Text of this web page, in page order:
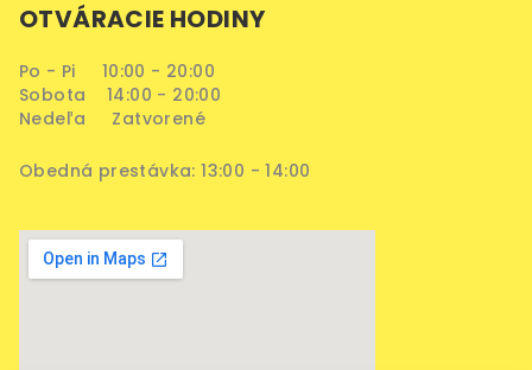
OTVÁRACIE HODINY
Po - Pi 10:00 - 20:00
Sobota 14:00 - 20:00
Nedeľa Zatvorené
Obedná prestávka: 13:00 - 14:00